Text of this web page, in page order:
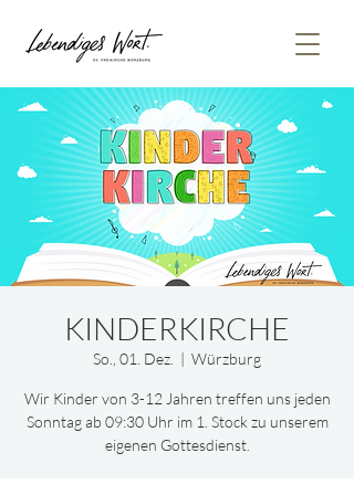
KINDERKIRCHE
So., 01. Dez.
  |
Würzburg
Wir Kinder von 3-12 Jahren treffen uns jeden
Sonntag ab 09:30 Uhr im 1. Stock zu unserem
eigenen Gottesdienst.